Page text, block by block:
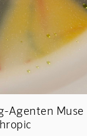
Agenten Muse